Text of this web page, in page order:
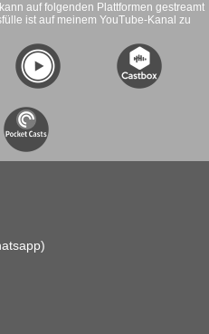
auf folgenden Plattformen gestreamt
ist auf meinem YouTube-Kanal zu